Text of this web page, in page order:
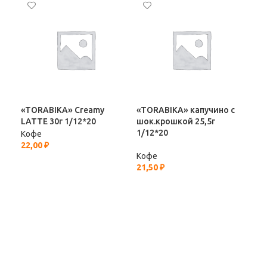
«TORABIKA» Creamy
LATTE 30г 1/12*20
Кофе
22,00₽
«TORABIKA» капучино с
шок.крошкой 25,5г
1/12*20
Кофе
21,50₽